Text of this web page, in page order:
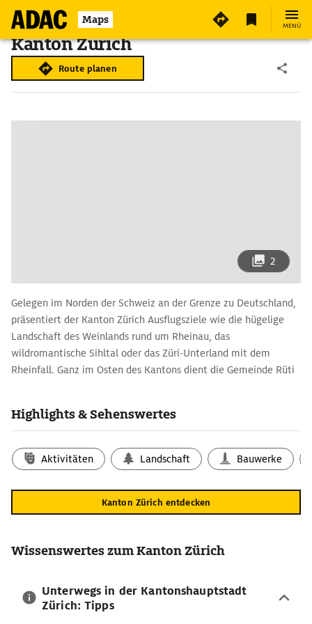
Maps MENÜ
Kanton Zürich
Route planen
2
Gelegen im Norden der Schweiz an der Grenze zu Deutschland,
präsentiert der Kanton Zürich Ausflugsziele wie die hügelige
Landschaft des Weinlands rund um Rheinau, das
wildromantische Sihltal oder das Züri-Unterland mit dem
Rheinfall. Ganz im Osten des Kantons dient die Gemeinde Rüti
Laufenbach-Wasserfall. Einen wunderbaren Kontrast bilden die
Karte des Kantons Zürich überrascht mit vielfältigen
Erlebnissen – Reisende können jeden Tag eine neue Route
planen.
Kanton Zürich-Reisetipps: charmante Orte
Sehenswürdigkeiten auf: Schloss Kyburg lässt sich perfekt bei
und dem Schloss einen Besuch wert. Die Gemeinde Pfäffikon
punktet mit einem Römerkastell aus dem 3. Jahrhundert und
Highlights & Sehenswertes
Aktivitäten Landschaft Bauwerke
Kanton Zürich entdecken
Wissenswertes zum Kanton Zürich
Unterwegs in der Kantonshauptstadt
Zürich: Tipps